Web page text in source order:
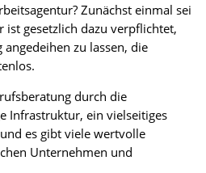
Zunächst einmal sei
ist gesetzlich dazu verpflichtet,
zu lassen, die
durch die
Infrastruktur, ein vielseitiges
es gibt viele wertvolle
Unternehmen und